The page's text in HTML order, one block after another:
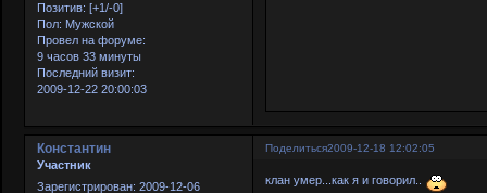
Позитив: [+1/-0]
Пол: Мужской
Провел на форуме:
9 часов 33 минуты
Последний визит:
2009-12-22 20:00:03
Поделиться2009-12-18 12:02:05
Константин
Участник
Зарегистрирован: 2009-12-06
клан умер...как я и говорил..